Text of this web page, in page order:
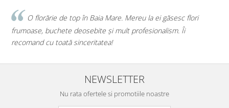
florărie de top în Baia Mare. Mereu la ei găsesc flori
buchete deosebite și mult profesionalism. Îi
cu toată sinceritatea!
NEWSLETTER
Nu rata ofertele si promotiile noastre